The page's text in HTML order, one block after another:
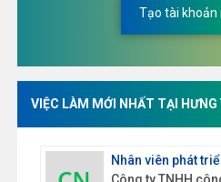
Tạo tài khoản
VIỆC LÀM MỚI NHẤT TẠI HƯNG
Nhân viên phát
Công ty TNHH